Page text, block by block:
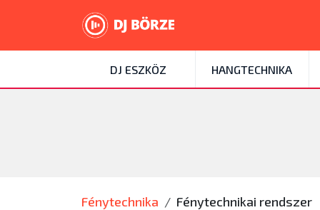
DJ ESZKÖZ HANGTECHNIKA
Fénytechnika Fénytechnikai rendszer